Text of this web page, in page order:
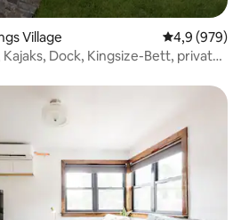
Village
4,9 (979)
Dock, Kingsize-Bett, privater